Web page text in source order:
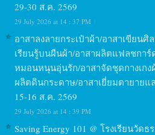
29-30 ส.ค. 2569
29 July 2026 at 14 : 37 PM
อาสาลงลายกระเป๋าผ้า/อาสาเขียนศิ
เรียนรู้บนผืนผ้า/อาสาผลิตแฟลชกา
หมอนหนุนอุ่นรัก/อาสาจัดชุดกางเก
ผลิตดินกระดาษ/อาสาเยี่ยมตายายแ
15-16 ส.ค. 2569
29 July 2026 at 14 : 39 PM
Saving Energy 101 @ โรงเรียนวัดธ